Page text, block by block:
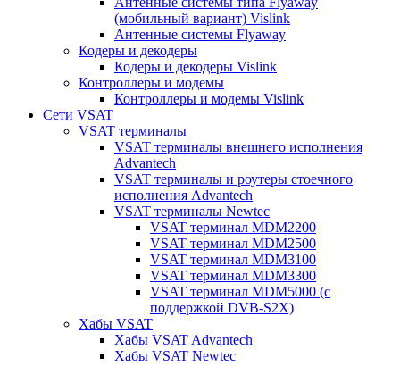
(мобильный вариант) Vislink
Антенные системы Flyaway
Кодеры и декодеры
Кодеры и декодеры Vislink
Контроллеры и модемы
Контроллеры и модемы Vislink
Сети VSAT
VSAT терминалы
VSAT терминалы внешнего исполнения
Advantech
VSAT терминалы и роутеры стоечного
исполнения Advantech
VSAT терминалы Newtec
VSAT терминал MDM2200
VSAT терминал MDM2500
VSAT терминал MDM3100
VSAT терминал MDM3300
VSAT терминал MDM5000 (с
поддержкой DVB-S2X)
Хабы VSAT
Хабы VSAT Advantech
Хабы VSAT Newtec